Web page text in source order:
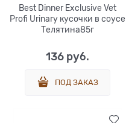
Best Dinner Exclusive Vet
Profi Urinary кусочки в соусе
Телятина85г
136 руб.
ПОД ЗАКАЗ